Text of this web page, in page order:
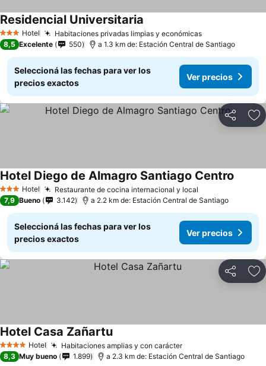
3 Estrellas
Hotel Habitaciones privadas limpias y económicas
Residencial Universitaria
8,5 Excelente 550 a 1.3 km de: Estación Central de Santiago
Seleccioná las fechas para ver los
precios exactos
Ver precios
Compartir
3 Estrellas
Hotel Restaurante de cocina internacional y local
Hotel Diego de Almagro Santiago Centro
7,9 Bueno 3.142 a 2.2 km de: Estación Central de Santiago
Seleccioná las fechas para ver los
precios exactos
Ver precios
Compartir
4 EstrellasHotel Habitaciones amplias y con carácter
Hotel Casa Zañartu
8,3 Muy bueno 1.899 a 2.3 km de: Estación Central de Santiago